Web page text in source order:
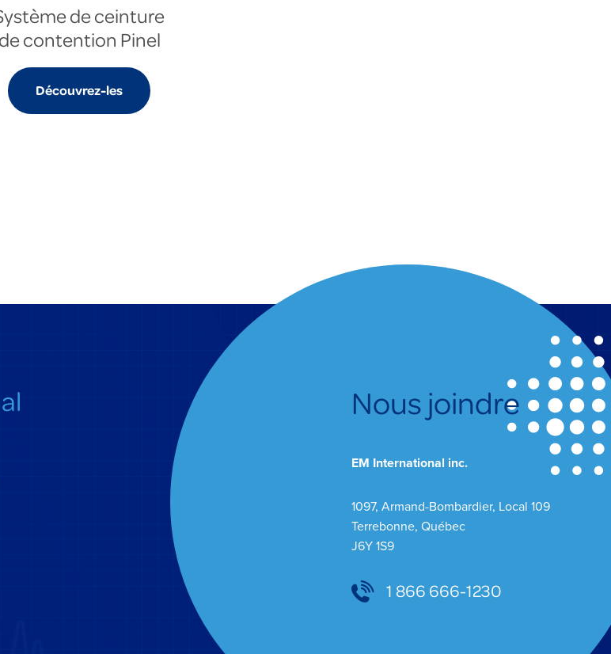
de ceinture
de contention Pinel
Découvrez-les
Nous joindre
EM International inc.
1097, Armand-Bombardier, Local 109
Terrebonne, Québec
J6Y 1S9
1 866 666-1230